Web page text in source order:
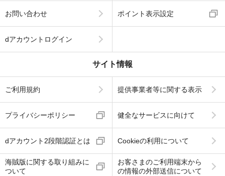
お問い合わせ ポイント表示設定
dアカウントログイン
サイト情報
ご利用規約 提供事業者等に関する表示
プライバシーポリシー 健全なサービスに向けて
dアカウント2段階認証とは Cookieの利用について
海賊版に関する取り組みに
ついて
お客さまのご利用端末から
の情報の外部送信について